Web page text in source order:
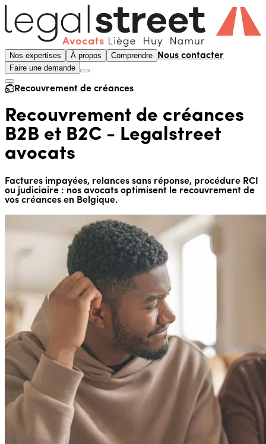
Nos expertises À propos Comprendre Nous contacter
Faire une demande
Recouvrement de créances
Recouvrement de créances
B2B et B2C - Legalstreet
avocats
Factures impayées, relances sans réponse, procédure RCI
ou judiciaire : nos avocats optimisent le recouvrement de
vos créances en Belgique.